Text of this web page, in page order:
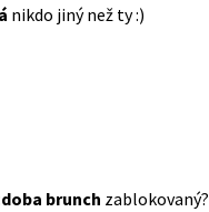
nikdo jiný než ty :)
brunch zablokovaný?